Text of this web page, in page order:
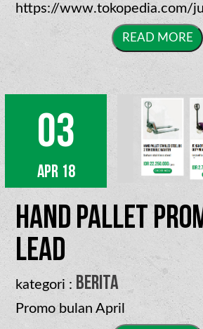
https://www.tokopedia.com/
03
Apr 18
Hand Pallet
Lead
kategori : berita
Promo bulan April